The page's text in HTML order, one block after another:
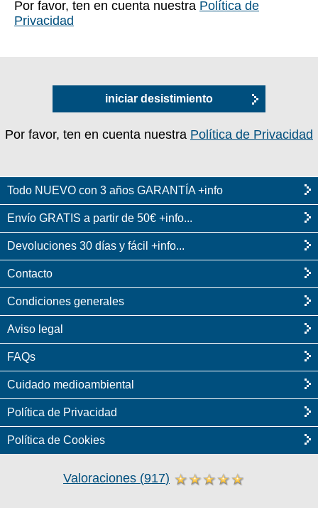
Por favor, ten en cuenta nuestra Política de
Privacidad
iniciar desistimiento
Por favor, ten en cuenta nuestra Política de Privacidad
Todo NUEVO con 3 años GARANTÍA +info
Envío GRATIS a partir de 50€ +info...
Devoluciones 30 días y fácil +info...
Contacto
Condiciones generales
Aviso legal
FAQs
Cuidado medioambiental
Política de Privacidad
Política de Cookies
Valoraciones (917)